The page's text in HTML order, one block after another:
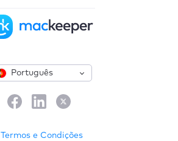
Português
Termos e Condições